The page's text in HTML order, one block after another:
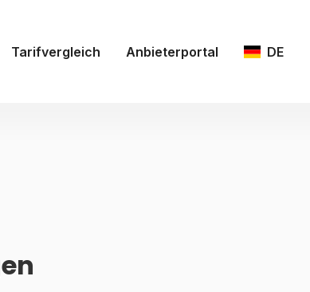
Tarifvergleich Anbieterportal DE